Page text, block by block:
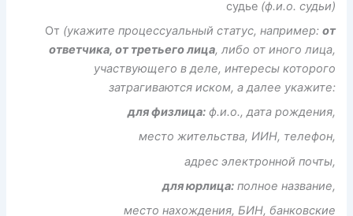
судье (ф.и.о. судьи)
От (укажите процессуальный статус, например: от
ответчика, от третьего лица, либо от иного лица,
участвующего в деле, интересы которого
затрагиваются иском, а далее укажите:
для физлица:ф.и.о., дата рождения,
место жительства, ИИН, телефон,
адрес электронной почты,
для юрлица:полное название,
место нахождения, БИН, банковские